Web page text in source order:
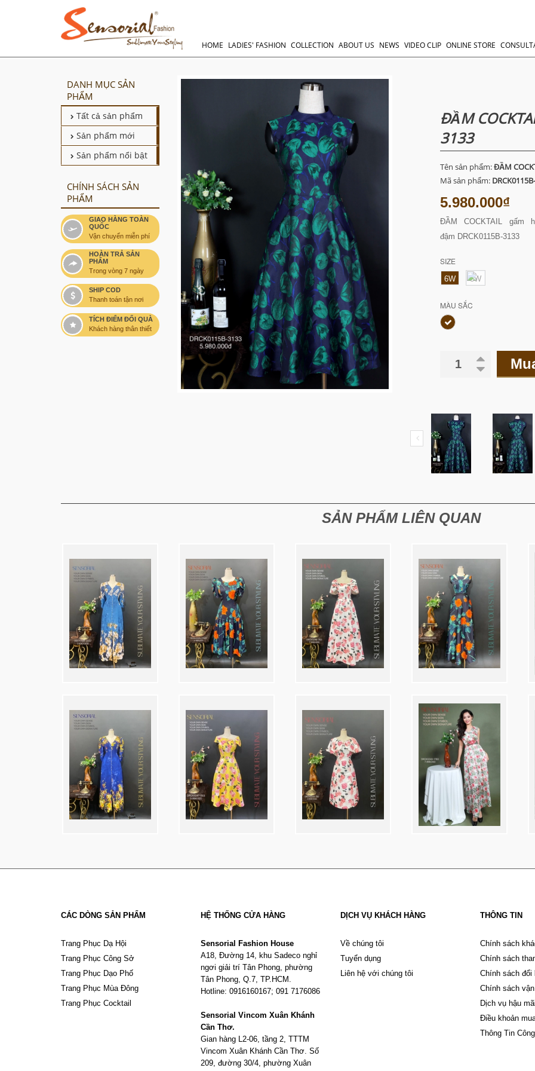
HOME LADIES' FASHION COLLECTION ABOUT US NEWS VIDEO CLIP ONLINE STORE
DANH MỤC SẢN
PHẨM
Tất cả sản phẩm
Sản phẩm mới
Sản phẩm nổi bật
CHÍNH SÁCH SẢN
PHẨM
GIAO HÀNG TOÀN
QUỐC
Vận chuyển miễn phí
HOÀN TRẢ SẢN
PHẨM
Trong vòng 7 ngày
SHIP COD
Thanh toán tận nơi
TÍCH ĐIỂM ĐỔI QUÀ
Khách hàng thân thiết
ĐẦM
3133
Tên sản phẩm:ĐẦM
Mã sản phẩm:
5.980.000₫
ĐẦM COCKTAIL
đậm DRCK0115B-3133
SIZE
6W 8W
MÀU SẮC
SẢN PHẨM LIÊN QUAN
CÁC DÒNG SẢN PHẨM
Trang Phục Dạ Hội
Trang Phục Công Sở
Trang Phục Dạo Phố
Trang Phục Mùa Đông
Trang Phục Cocktail
HỆ THỐNG CỬA HÀNG
Sensorial Fashion House
A18, Đường 14, khu Sadeco nghỉ
ngơi giải trí Tân Phong, phường
Tân Phong, Q.7, TP.HCM.
Hotline: 0916160167; 091 7176086
Sensorial Vincom Xuân Khánh
Cần Thơ.
Gian hàng L2-06, tầng 2, TTTM
Vincom Xuân Khánh Cần Thơ. Số
209, đường 30/4, phường Xuân
DỊCH VỤ KHÁCH HÀNG
Về chúng tôi
Tuyển dụng
Liên hệ với chúng tôi
THÔNG TIN
Chính sách
Chính sách
Chính sách đổi
Chính sách
Dịch vụ hậu mãi
Điều khoản
Thông Tin